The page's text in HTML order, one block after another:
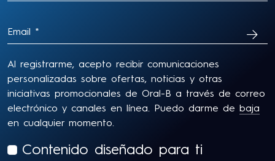
Al registrarme, acepto recibir comunicaciones
personalizadas sobre ofertas, noticias y otras
iniciativas promocionales de Oral-B a través de correo
electrónico y canales en línea. Puedo darme de baja
en cualquier momento.
Contenido diseñado para ti